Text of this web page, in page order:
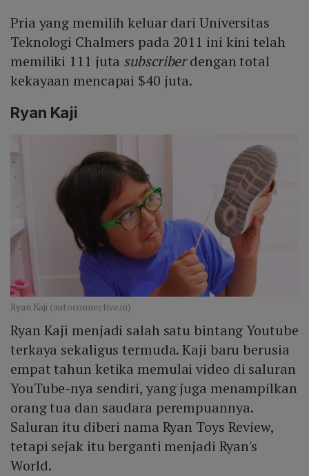
Pria yang memilih keluar dari Universitas
Teknologi Chalmers pada 2011 ini kini telah
memiliki 111 juta subscriberdengan total
kekayaan mencapai $40 juta.
Ryan Kaji
Ryan Kaji (autoconnective.in)
Ryan Kaji menjadi salah satu bintang Youtube
terkaya sekaligus termuda. Kaji baru berusia
empat tahun ketika memulai video di saluran
YouTube-nya sendiri, yang juga menampilkan
orang tua dan saudara perempuannya.
Saluran itu diberi nama Ryan Toys Review,
tetapi sejak itu berganti menjadi Ryan's
World.